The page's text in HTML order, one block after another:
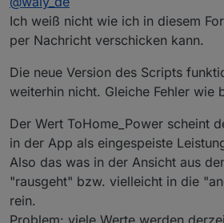
Ich weiß nicht wie ich in diesem
per Nachricht verschicken kann.
Die neue Version des Scripts
weiterhin nicht. Gleiche Fehler wie
Der Wert ToHome_Power scheint
in der App als eingespeiste
Also das was in der Ansicht aus
"rausgeht" bzw. vielleicht in die
rein.